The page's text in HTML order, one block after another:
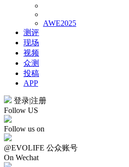
AWE2025
测评
现场
视频
众测
投稿
APP
登录|注册
Follow US
Follow us on
@EVOLIFE 公众账号
On Wechat